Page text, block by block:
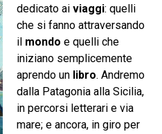
dedicato ai viaggi: quelli
che si fanno attraversando
il mondo e quelli che
iniziano semplicemente
aprendo un libro. Andremo
dalla Patagonia alla Sicilia,
in percorsi letterari e via
mare; e ancora, in giro per